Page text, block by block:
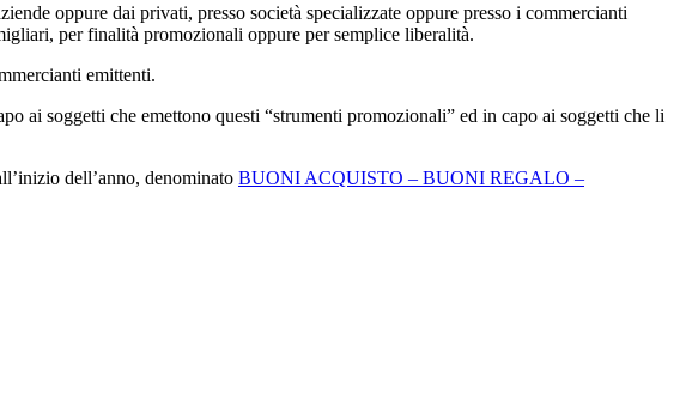
oppure dai privati, presso società specializzate oppure presso i commercianti
per finalità promozionali oppure per semplice liberalità.
emittenti.
ai soggetti che emettono questi “strumenti promozionali” ed in capo ai soggetti che li
dell’anno, denominato BUONI ACQUISTO – BUONI REGALO –